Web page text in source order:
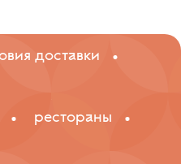
доставки
рестораны